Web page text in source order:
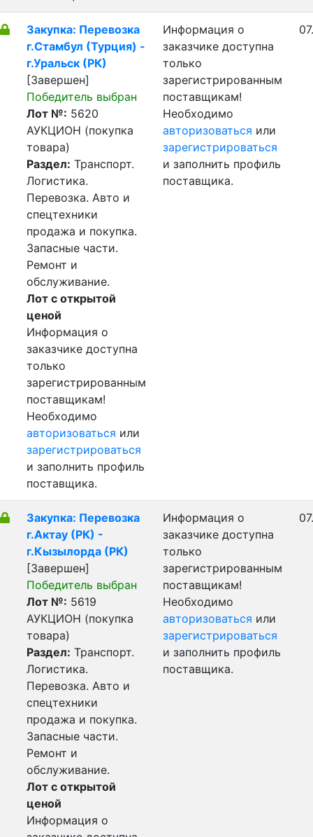
Закупка: Перевозка
г.Стамбул (Турция) -
г.Уральск (РК)
[Завершен]
Победитель выбран
Лот №: 5620
АУКЦИОН (покупка
товара)
Раздел: Транспорт.
Логистика.
Перевозка. Авто и
спецтехники
продажа и покупка.
Запасные части.
Ремонт и
обслуживание.
Лот с открытой
ценой
Информация о
заказчике доступна
только
зарегистрированным
поставщикам!
Необходимо
авторизоваться или
зарегистрироваться
и заполнить профиль
поставщика.
Информация о
заказчике доступна
только
зарегистрированным
поставщикам!
Необходимо
авторизоваться или
зарегистрироваться
и заполнить профиль
поставщика.
Закупка: Перевозка
г.Актау (РК) -
г.Кызылорда (РК)
[Завершен]
Победитель выбран
Лот №: 5619
АУКЦИОН (покупка
товара)
Раздел: Транспорт.
Логистика.
Перевозка. Авто и
спецтехники
продажа и покупка.
Запасные части.
Ремонт и
обслуживание.
Лот с открытой
ценой
Информация о
Информация о
заказчике доступна
только
зарегистрированным
поставщикам!
Необходимо
авторизоваться или
зарегистрироваться
и заполнить профиль
поставщика.